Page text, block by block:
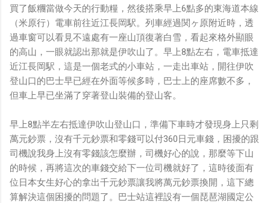
買了飯糰當做今天的行動糧，然後搭乘早上6點多的東海道本線
（米原行）電車前往近江長岡駅。列車經過関ヶ原附近時，透
過車窗可以看見不遠處有一座山頂復著白雪，看起來格外顯眼
的高山，一眼就認出那就是伊吹山了。早上8點左右，電車抵達
近江長岡駅，這是一個老式的小車站，一走出車站，開往伊吹
登山口的巴士早已經在外面等候多時，巴士上的座席數不多，
但車上早已坐滿了穿著登山裝備的登山客。
早上8點半左右抵達伊吹山登山口，準備下車時才發現身上只剩
萬元鈔票，沒有千元鈔票和零錢可以付360日元車錢，困擾的跟
司機說我身上沒有零錢該怎麼辦，司機好心的說，那麼等下山
的時候，再將這次的車錢交給下一位司機就好了，這時後面有
位日本女生好心的拿出千元鈔票讓我將萬元鈔票換開，這下總
算解決這個困擾的問題了。巴士站這裡設有一個琵琶湖國定公